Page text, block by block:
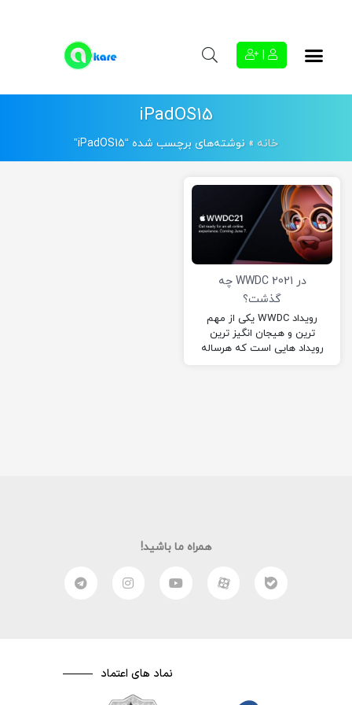
iPadOS15
خانه » نوشته‌های برچسب شده “iPadOS15”
در WWDC 2021 چه
گذشت؟
رویداد WWDC یکی از مهم
ترین و هیجان انگیز ترین
رویداد هایی است که هرساله
همراه ما باشید!
نماد های اعتماد